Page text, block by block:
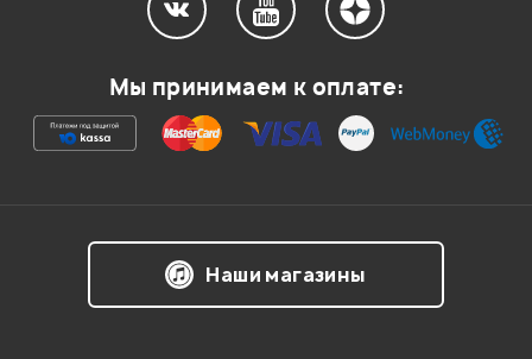
Ваша оценка:
Мы принимаем к оплате:
Наши магазины